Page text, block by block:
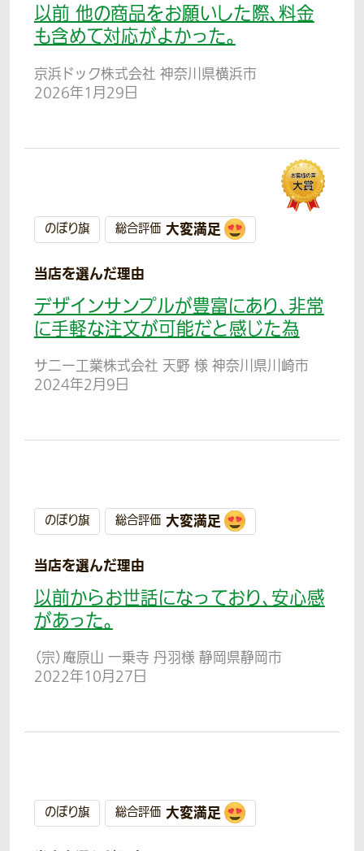
以前 他の商品をお願いした際、料金
も含めて対応がよかった。
京浜ドック株式会社 神奈川県横浜市
2026年1月29日
のぼり旗 総合評価 大変満足
当店を選んだ理由
デザインサンプルが豊富にあり、非常
に手軽な注文が可能だと感じた為
サニー工業株式会社 天野 様 神奈川県川崎市
2024年2月9日
のぼり旗 総合評価 大変満足
当店を選んだ理由
以前からお世話になっており、安心感
があった。
（宗）庵原山 一乗寺 丹羽様 静岡県静岡市
2022年10月27日
のぼり旗 総合評価 大変満足